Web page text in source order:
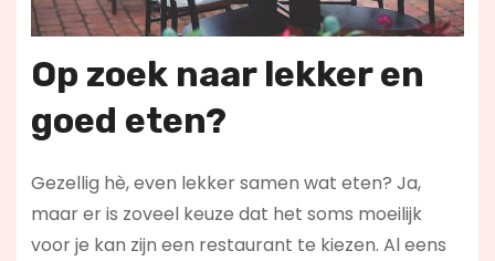
Op zoek naar lekker en
goed eten?
Gezellig hè, even lekker samen wat eten? Ja,
maar er is zoveel keuze dat het soms moeilijk
voor je kan zijn een restaurant te kiezen. Al eens